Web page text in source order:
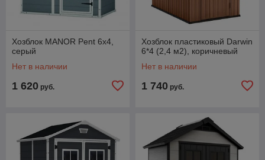
Хозблок MANOR Pent 6x4,
серый
Нет в наличии
1 620 руб.
Хозблок пластиковый Darwin
6*4 (2,4 м2), коричневый
Нет в наличии
1 740 руб.